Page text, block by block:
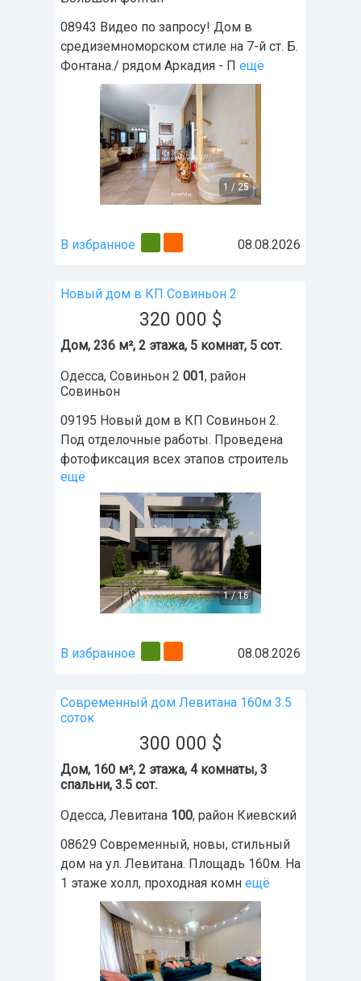
08943 Видео по запросу! Дом в
средиземноморском стиле на 7-й ст. Б.
Фонтана./ рядом Аркадия - П ещё
1 / 25
В избранное 08.08.2026
Новый дом в КП Совиньон 2
320 000 $
Дом, 236 м², 2 этажа, 5 комнат, 5 сот.
Одесса, Совиньон 2 001, район
Совиньон
09195 Новый дом в КП Совиньон 2.
Под отделочные работы. Проведена
фотофиксация всех этапов строитель
ещё
1/16
В избранное 08.08.2026
Современный дом Левитана 160м 3.5
соток
300 000 $
Дом, 160 м², 2 этажа, 4 комнаты, 3
спальни, 3.5 сот.
Одесса, Левитана 100, район Киевский
08629 Современный, новы, стильный
дом на ул. Левитана. Площадь 160м. На
1 этаже холл, проходная комн ещё